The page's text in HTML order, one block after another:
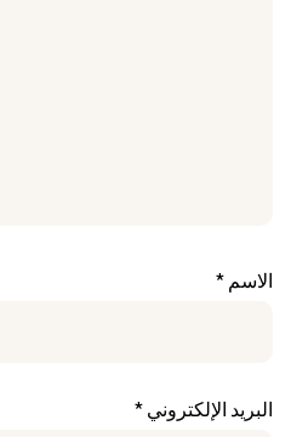
الاسم*
البريد الإلكتروني*